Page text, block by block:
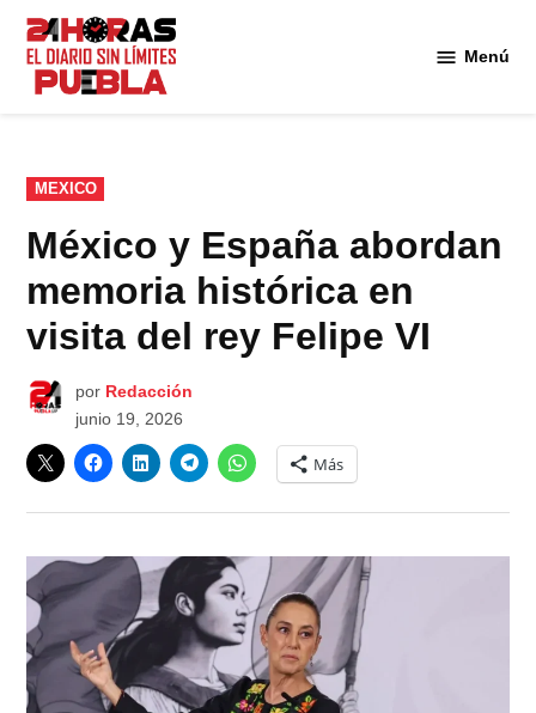
Saltar
contenido
Menú
PUBLICADO
EN
MEXICO
México y España abordan
memoria histórica en
visita del rey Felipe VI
por Redacción
junio 19, 2026
Más